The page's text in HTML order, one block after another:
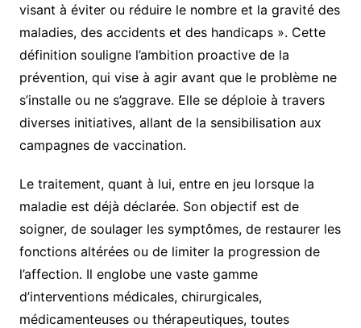
visant à éviter ou réduire le nombre et la gravité des
maladies, des accidents et des handicaps ». Cette
définition souligne l’ambition proactive de la
prévention, qui vise à agir avant que le problème ne
s’installe ou ne s’aggrave. Elle se déploie à travers
diverses initiatives, allant de la sensibilisation aux
campagnes de vaccination.
Le traitement, quant à lui, entre en jeu lorsque la
maladie est déjà déclarée. Son objectif est de
soigner, de soulager les symptômes, de restaurer les
fonctions altérées ou de limiter la progression de
l’affection. Il englobe une vaste gamme
d’interventions médicales, chirurgicales,
médicamenteuses ou thérapeutiques, toutes